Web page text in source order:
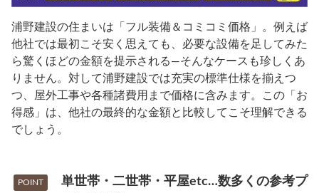
浦野建設の住まいは「フル装備＆コミコミ価格」。例えば
他社では最初こそ安く思えても、必要な設備を足してみた
ら驚くほどの金額を提示される―そんなケースも珍しくあ
りません。対して浦野建設では充実の標準仕様を揃えつ
つ、屋外工事や各種諸費用まで価格に含みます。この「お
得感」は、他社の最終的な金額と比較してこそ理解できる
でしょう。
POINT
単世帯・二世帯・平屋etc…数多くの参考プ